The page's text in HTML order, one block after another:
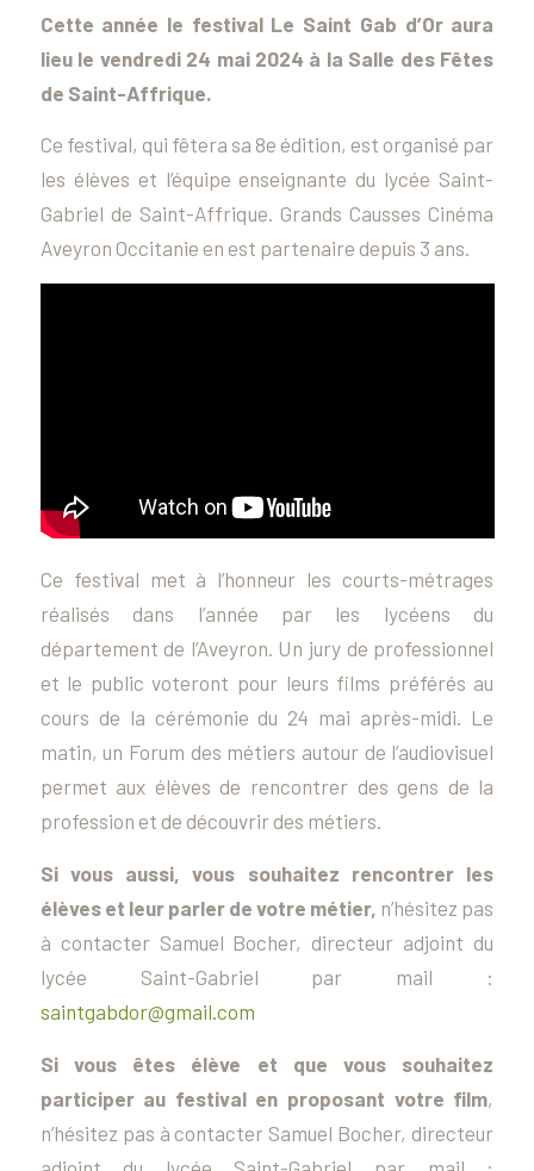
Cette année le festival Le Saint Gab d’Or aura
lieu le vendredi 24 mai 2024 à la Salle des Fêtes
de Saint-Affrique.
Ce festival, qui fêtera sa 8e édition, est organisé par
les élèves et l’équipe enseignante du lycée Saint-
Gabriel de Saint-Affrique. Grands Causses Cinéma
Aveyron Occitanie en est partenaire depuis 3 ans.
Ce festival met à l’honneur les courts-métrages
réalisés dans l’année par les lycéens du
département de l’Aveyron. Un jury de professionnel
et le public voteront pour leurs films préférés au
cours de la cérémonie du 24 mai après-midi. Le
matin, un Forum des métiers autour de l’audiovisuel
permet aux élèves de rencontrer des gens de la
profession et de découvrir des métiers.
Si vous aussi, vous souhaitez rencontrer les
élèves et leur parler de votre métier, n’hésitez pas
à contacter Samuel Bocher, directeur adjoint du
lycée Saint-Gabriel par mail :
saintgabdor@gmail.com
Si vous êtes élève et que vous souhaitez
participer au festival en proposant votre film,
n’hésitez pas à contacter Samuel Bocher, directeur